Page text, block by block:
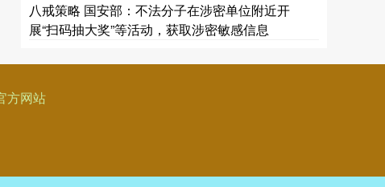
八戒策略 国安部：不法分子在涉密单位附近开
展“扫码抽大奖”等活动，获取涉密敏感信息
方网站